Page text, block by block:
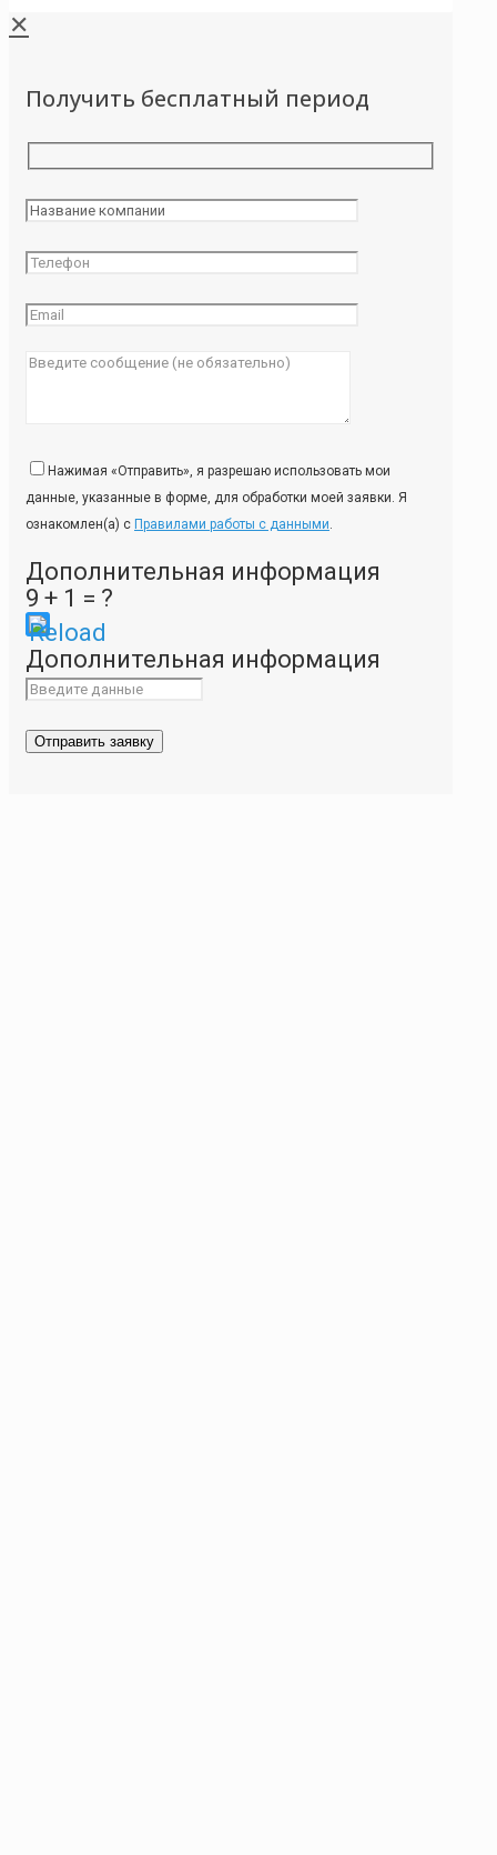
✕
Получить бесплатный период
Нажимая «Отправить», я разрешаю использовать мои
данные, указанные в форме, для обработки моей заявки. Я
ознакомлен(а) с Правилами работы с данными.
Дополнительная информация
9 + 1 = ?
Please
enter
characters
Дополнительная информация